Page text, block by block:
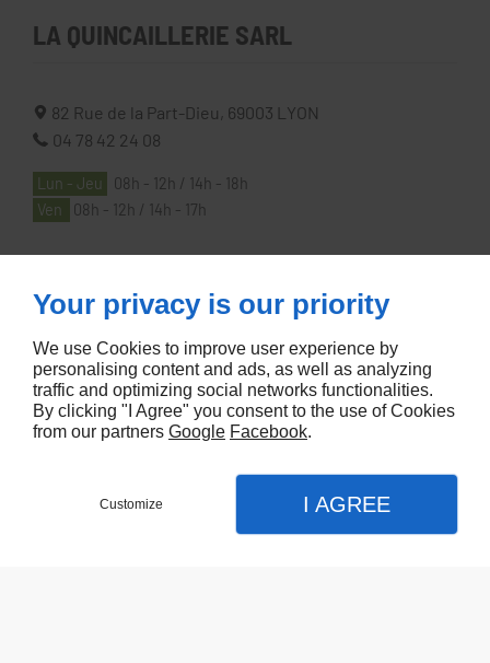
LA QUINCAILLERIE SARL
82 Rue de la Part-Dieu, 69003
LYON
04 78 42 24 08
Lun - Jeu
08h - 12h / 14h - 18h
Ven
08h - 12h / 14h - 17h
À PROPOS
Accueil
Contactez-nous
Mentions légales
Plan du site
Your privacy is our priority
We use Cookies to improve user experience by
personalising content and ads, as well as analyzing
traffic and optimizing social networks functionalities.
By clicking "I Agree" you consent to the use of Cookies
from our partners Google Facebook.
Customize I AGREE